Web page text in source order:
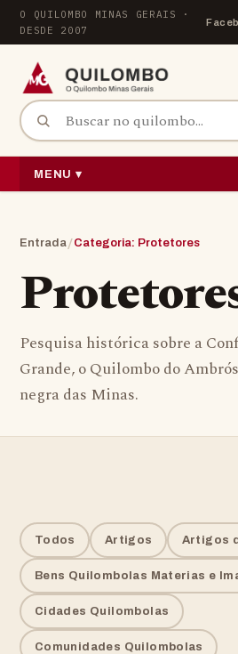
Pular para o conteúdo
O QUILOMBO MINAS GERAIS ·
DESDE 2007
Buscar por:
MENU ▾
Entrada/Categoria: Protetores
Pesquisa histórica sobre a
Grande, o Quilombo do
negra das Minas.
Todos Artigos Artigos
Bens Quilombolas Materias e
Cidades Quilombolas
Comunidades Quilombolas